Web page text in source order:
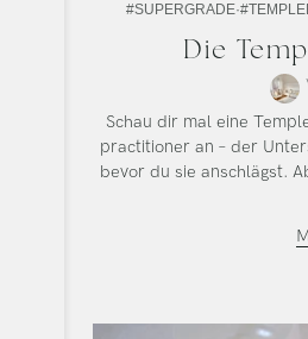
#SUPERGRADE
Die
Schau dir mal eine
practitioner an – der
bevor du sie anschlägst.